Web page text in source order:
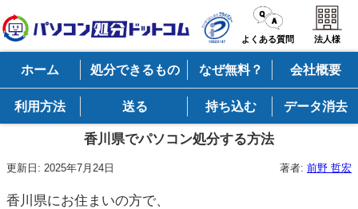
よくある質問 法人様
ホーム 処分できるもの なぜ無料？ 会社概要
利用方法 送る 持ち込む データ消去
香川県でパソコン処分する方法
更新日: 2025年7月24日 著者: 前野 哲宏
香川県にお住まいの方で、